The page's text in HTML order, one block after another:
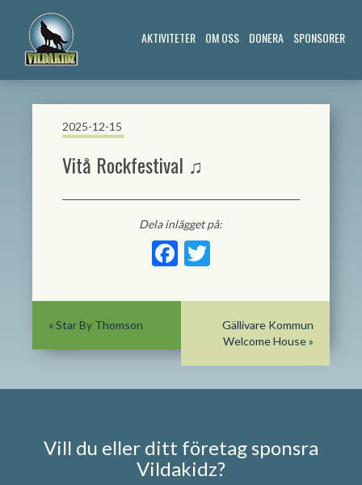
AKTIVITETER OM OSS DONERA SPONSORER
2025-12-15
Vitå Rockfestival ♫
Dela inlägget på:
Facebook
Twitter
Gällivare Kommun
Welcome House»
« Star By Thomson
Vill du eller ditt företag sponsra
Vildakidz?